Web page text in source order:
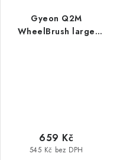
Gyeon Q2M
WheelBrush large
545 Kč bez DPH
659 Kč